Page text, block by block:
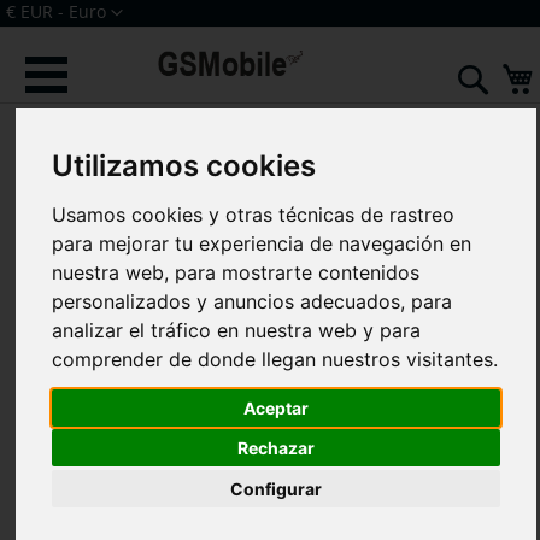
Utilizamos cookies
Usamos cookies y otras técnicas de rastreo
para mejorar tu experiencia de navegación en
nuestra web, para mostrarte contenidos
personalizados y anuncios adecuados, para
analizar el tráfico en nuestra web y para
comprender de donde llegan nuestros visitantes.
Aceptar
Rechazar
Configurar
Ir
al
contenido
Moneda
€ EUR - Euro
Saltar
galería
imágenes